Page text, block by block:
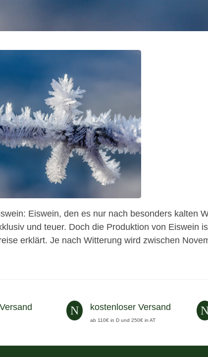
Eiswein, den es nur nach besonders kalten
und teuer. Doch die Produktion von Eiswein
erklärt. Je nach Witterung wird zwischen
N kostenloser Versand
ab 110€ in D und 250€ in AT